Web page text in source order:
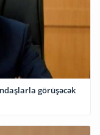
görüşəcək